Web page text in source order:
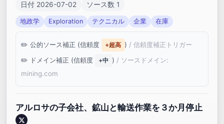
日付 2026-07-02 ソース数 1
地政学 Exploration テクニカル 企業 在庫
公的ソース補正 (信頼度 +超高 ) / 信頼度補正トリガー
ドメイン補正 (信頼度
+中 ) / ソースドメイン:
mining.com
アルロサの子会社、鉱山と輸送作業を３か月停止